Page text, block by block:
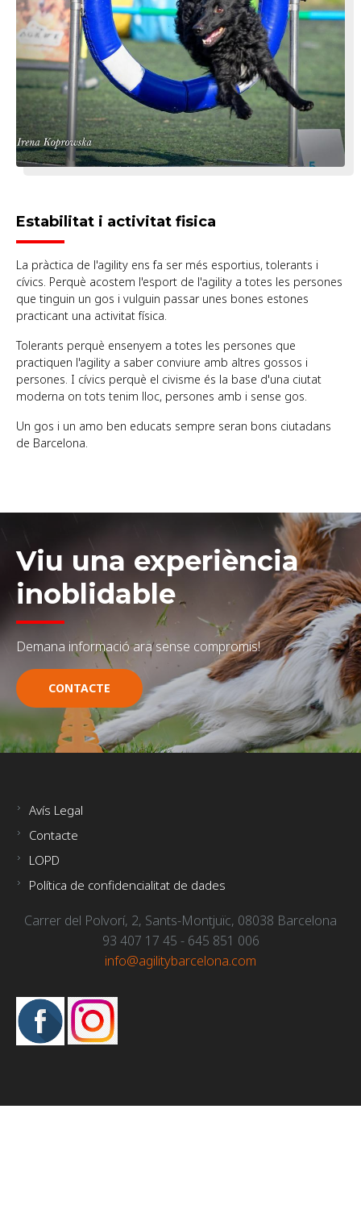
Estabilitat i activitat fisica
La pràctica de l'agility ens fa ser més esportius, tolerants i
cívics. Perquè acostem l'esport de l'agility a totes les persones
que tinguin un gos i vulguin passar unes bones estones
practicant una activitat física.
Tolerants perquè ensenyem a totes les persones que
practiquen l'agility a saber conviure amb altres gossos i
persones. I cívics perquè el civisme és la base d'una ciutat
moderna on tots tenim lloc, persones amb i sense gos.
Un gos i un amo ben educats sempre seran bons ciutadans
de Barcelona.
Viu una experiència
inoblidable
Demana informació ara sense compromis!
Verkkopalveluiden yleistyminen on muuttanut pysyvästi
terveyttä. Kun ennen suunnattiin kivijalkakauppaan tai
selaimesta – ilman välikäsiä, ilman odottelua. Tämä muutos on
arvostavat yksityisyyttä tai elävät kiireistä elämää. Esimerkiksi
henkilökohtainen haaste kaipaa nopeaa tukea, digitaalinen
tulevaisuuden apteekki – aina auki, aina mukana, ja ennen
CONTACTE
Avís Legal
Contacte
LOPD
Política de confidencialitat de dades
Carrer del Polvorí, 2, Sants-Montjuïc, 08038 Barcelona
93 407 17 45 - 645 851 006
info@agilitybarcelona.com